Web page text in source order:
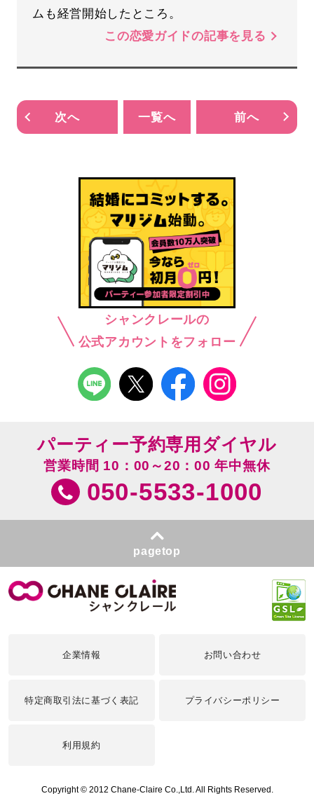
ムも経営開始したところ。
この恋愛ガイドの記事を見る
次へ 一覧へ 前へ
シャンクレールの
公式アカウントをフォロー
パーティー予約専用ダイヤル
営業時間 10：00～20：00 年中無休
050-5533-1000
pagetop
企業情報 お問い合わせ
特定商取引法に基づく表記 プライバシーポリシー
利用規約
Copyright © 2012 Chane-Claire Co.,Ltd. All Rights Reserved.